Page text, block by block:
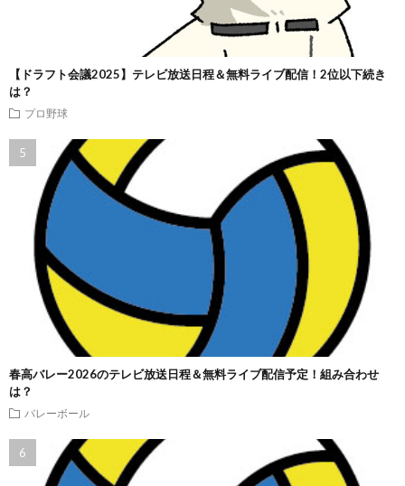
【ドラフト会議2025】テレビ放送日程＆無料ライブ配信！2位以下続き
は？
プロ野球
春高バレー2026のテレビ放送日程＆無料ライブ配信予定！組み合わせ
は？
バレーボール